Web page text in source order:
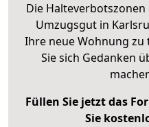
Die
Umzugsgut in
Ihre neue Wohnung
Sie sich Gedanken
Füllen Sie jetzt das
Sie